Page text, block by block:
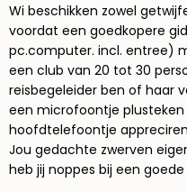
Wi beschikken zowel
voordat een goedkopere
pc.computer. incl. entree)
een club van 20 tot 30
reisbegeleider ben of haar
een microfoontje
hoofdtelefoontje
Jou gedachte zwerven
heb jij noppes bij een